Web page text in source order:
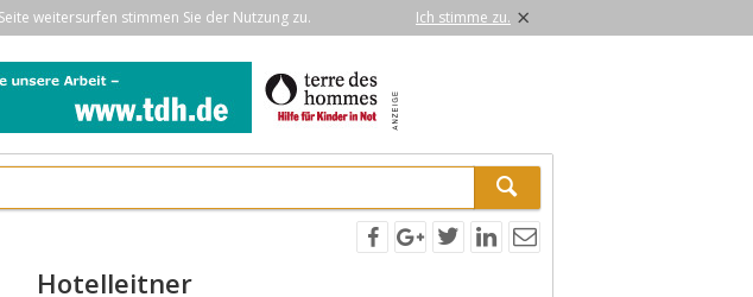
weitersurfen stimmen Sie der Nutzung zu. Ich stimme zu. ×
Hotelleitner